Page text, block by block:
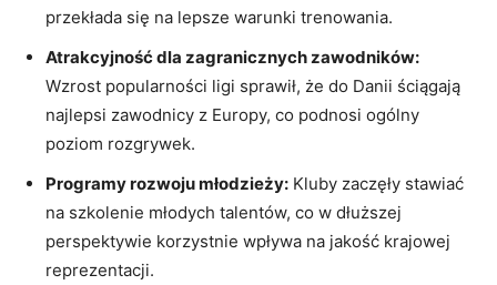
przekłada się na⁣ lepsze warunki‌ trenowania.
Atrakcyjność‌ dla zagranicznych zawodników:
⁢Wzrost popularności ligi⁣ sprawił, że do Danii ściągają
najlepsi zawodnicy⁤ z Europy, co podnosi ⁣ogólny
poziom rozgrywek.
Programy rozwoju młodzieży: Kluby zaczęły stawiać
na szkolenie młodych talentów, co w⁢ dłuższej⁤
perspektywie korzystnie wpływa na jakość‌ krajowej
⁣reprezentacji.